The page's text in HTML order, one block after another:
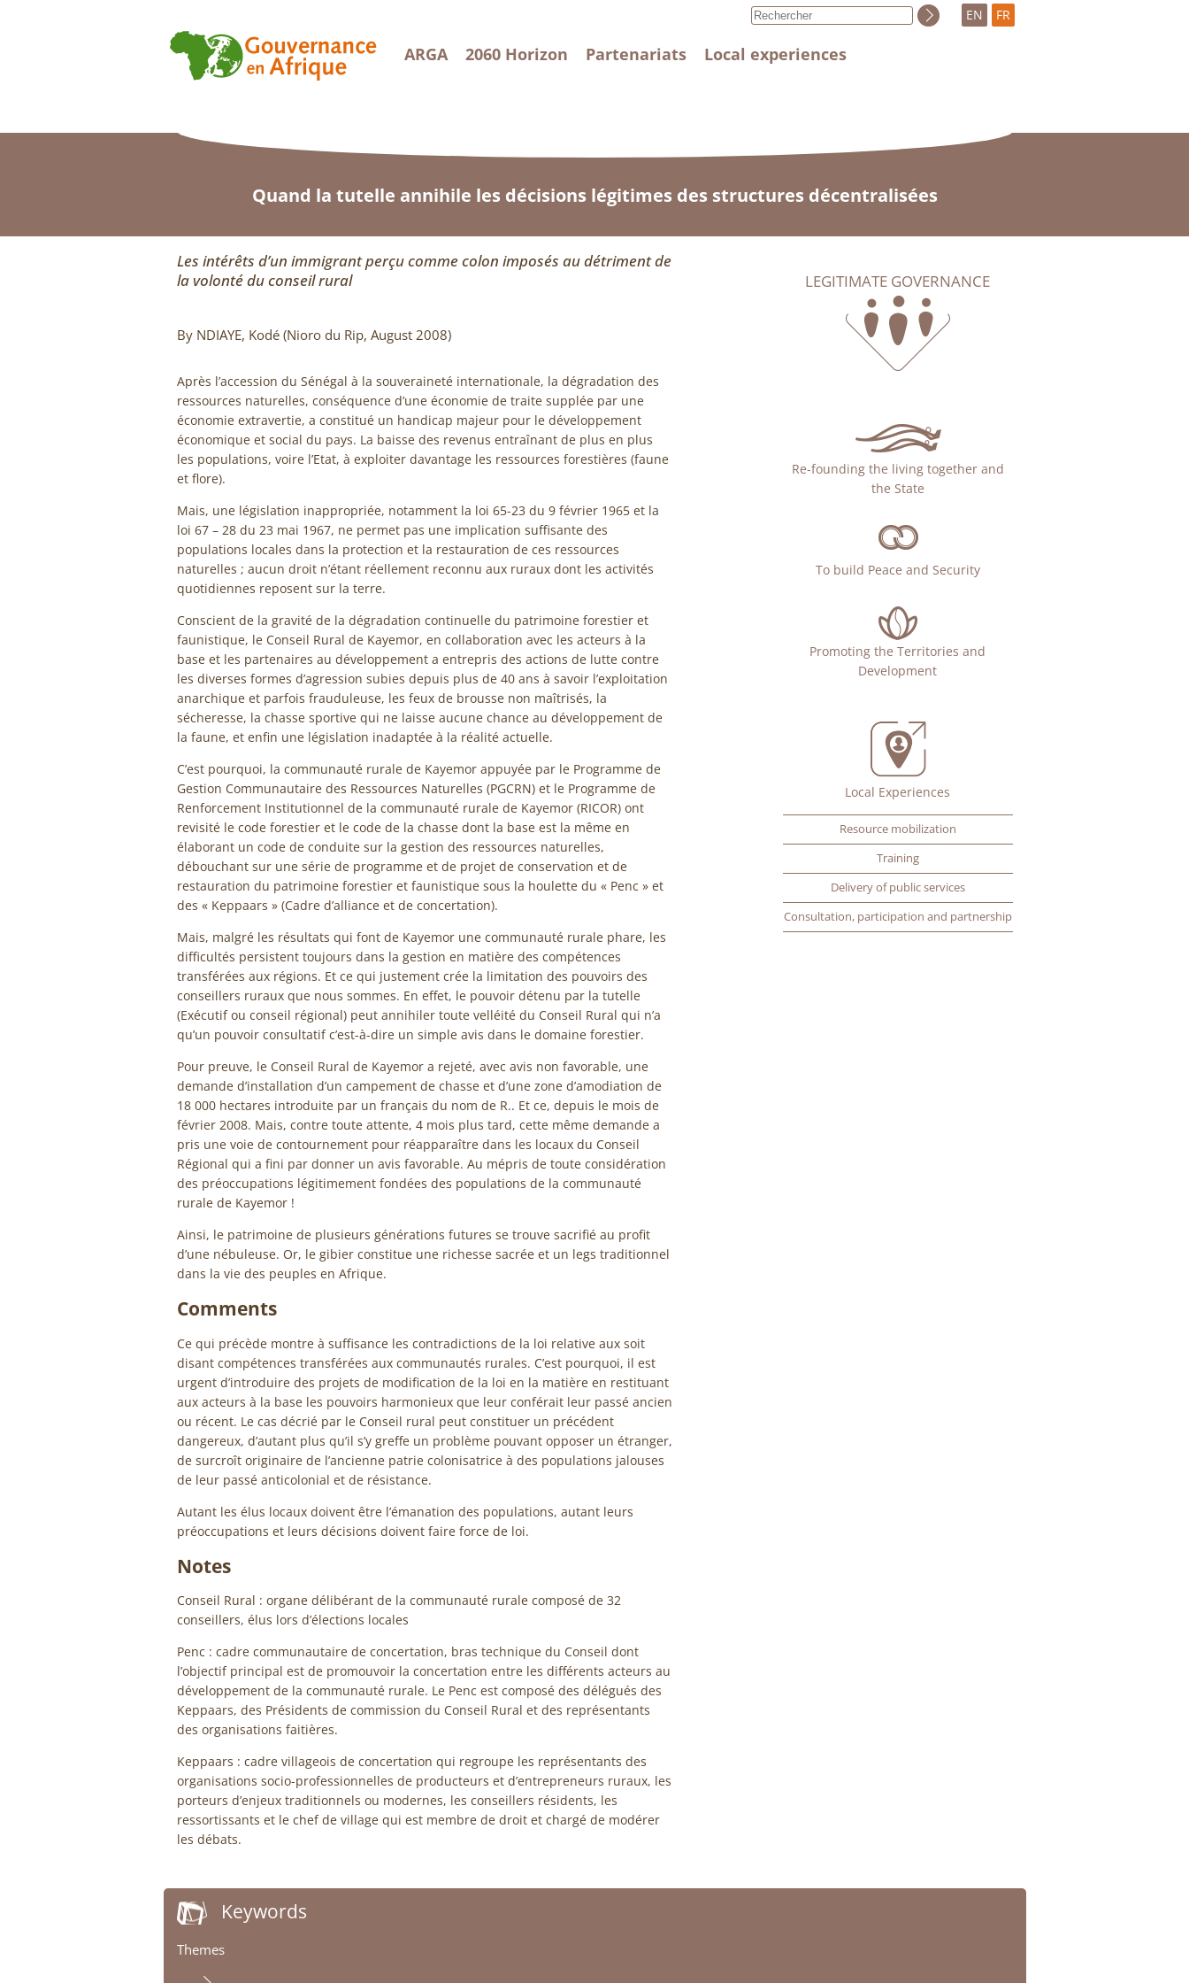
ARGA 2060 Horizon Partenariats Local experiences
EN FR
Quand la tutelle annihile les décisions légitimes des structures décentralisées
Les intérêts d’un immigrant perçu comme colon imposés au détriment de
la volonté du conseil rural
By NDIAYE, Kodé (Nioro du Rip, August 2008)
Après l’accession du Sénégal à la souveraineté internationale, la dégradation des
ressources naturelles, conséquence d’une économie de traite supplée par une
économie extravertie, a constitué un handicap majeur pour le développement
économique et social du pays. La baisse des revenus entraînant de plus en plus
les populations, voire l’Etat, à exploiter davantage les ressources forestières (faune
et flore).
Mais, une législation inappropriée, notamment la loi 65-23 du 9 février 1965 et la
loi 67 – 28 du 23 mai 1967, ne permet pas une implication suffisante des
populations locales dans la protection et la restauration de ces ressources
naturelles ; aucun droit n’étant réellement reconnu aux ruraux dont les activités
quotidiennes reposent sur la terre.
Conscient de la gravité de la dégradation continuelle du patrimoine forestier et
faunistique, le Conseil Rural de Kayemor, en collaboration avec les acteurs à la
base et les partenaires au développement a entrepris des actions de lutte contre
les diverses formes d’agression subies depuis plus de 40 ans à savoir l’exploitation
anarchique et parfois frauduleuse, les feux de brousse non maîtrisés, la
sécheresse, la chasse sportive qui ne laisse aucune chance au développement de
la faune, et enfin une législation inadaptée à la réalité actuelle.
C’est pourquoi, la communauté rurale de Kayemor appuyée par le Programme de
Gestion Communautaire des Ressources Naturelles (PGCRN) et le Programme de
Renforcement Institutionnel de la communauté rurale de Kayemor (RICOR) ont
revisité le code forestier et le code de la chasse dont la base est la même en
élaborant un code de conduite sur la gestion des ressources naturelles,
débouchant sur une série de programme et de projet de conservation et de
restauration du patrimoine forestier et faunistique sous la houlette du « Penc » et
des « Keppaars » (Cadre d’alliance et de concertation).
Mais, malgré les résultats qui font de Kayemor une communauté rurale phare, les
difficultés persistent toujours dans la gestion en matière des compétences
transférées aux régions. Et ce qui justement crée la limitation des pouvoirs des
conseillers ruraux que nous sommes. En effet, le pouvoir détenu par la tutelle
(Exécutif ou conseil régional) peut annihiler toute velléité du Conseil Rural qui n’a
qu’un pouvoir consultatif c’est-à-dire un simple avis dans le domaine forestier.
Pour preuve, le Conseil Rural de Kayemor a rejeté, avec avis non favorable, une
demande d’installation d’un campement de chasse et d’une zone d’amodiation de
18 000 hectares introduite par un français du nom de R.. Et ce, depuis le mois de
février 2008. Mais, contre toute attente, 4 mois plus tard, cette même demande a
pris une voie de contournement pour réapparaître dans les locaux du Conseil
Régional qui a fini par donner un avis favorable. Au mépris de toute considération
des préoccupations légitimement fondées des populations de la communauté
rurale de Kayemor !
Ainsi, le patrimoine de plusieurs générations futures se trouve sacrifié au profit
d’une nébuleuse. Or, le gibier constitue une richesse sacrée et un legs traditionnel
dans la vie des peuples en Afrique.
Comments
Ce qui précède montre à suffisance les contradictions de la loi relative aux soit
disant compétences transférées aux communautés rurales. C’est pourquoi, il est
urgent d’introduire des projets de modification de la loi en la matière en restituant
aux acteurs à la base les pouvoirs harmonieux que leur conférait leur passé ancien
ou récent. Le cas décrié par le Conseil rural peut constituer un précédent
dangereux, d’autant plus qu’il s’y greffe un problème pouvant opposer un étranger,
de surcroît originaire de l’ancienne patrie colonisatrice à des populations jalouses
de leur passé anticolonial et de résistance.
Autant les élus locaux doivent être l’émanation des populations, autant leurs
préoccupations et leurs décisions doivent faire force de loi.
Notes
Conseil Rural : organe délibérant de la communauté rurale composé de 32
conseillers, élus lors d’élections locales
Penc : cadre communautaire de concertation, bras technique du Conseil dont
l’objectif principal est de promouvoir la concertation entre les différents acteurs au
développement de la communauté rurale. Le Penc est composé des délégués des
Keppaars, des Présidents de commission du Conseil Rural et des représentants
des organisations faitières.
Keppaars : cadre villageois de concertation qui regroupe les représentants des
organisations socio-professionnelles de producteurs et d’entrepreneurs ruraux, les
porteurs d’enjeux traditionnels ou modernes, les conseillers résidents, les
ressortissants et le chef de village qui est membre de droit et chargé de modérer
les débats.
LEGITIMATE GOVERNANCE
Re-founding the living together and
the State
To build Peace and Security
Promoting the Territories and
Development
Local Experiences
Resource mobilization
Training
Delivery of public services
Consultation, participation and partnership
Keywords
Themes